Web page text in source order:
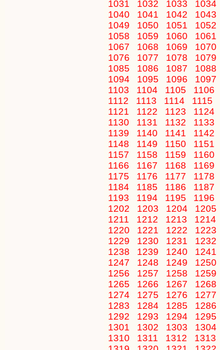
1031
1032 1033
1034
1040
1041 1042
1043
1049
1050 1051
1052
1058
1059 1060
1061
1067
1068 1069
1070
1076
1077 1078
1079
1085
1086 1087
1088
1094
1095 1096
1097
1103
1104 1105 1106
1112
1113 1114 1115
1121
1122 1123 1124
1130
1131 1132 1133
1139
1140 1141 1142
1148
1149 1150 1151
1157
1158 1159 1160
1166
1167 1168 1169
1175
1176 1177 1178
1184
1185 1186 1187
1193
1194 1195 1196
1202
1203 1204
1205
1211
1212 1213
1214
1220
1221 1222
1223
1229
1230 1231
1232
1238
1239 1240
1241
1247
1248 1249
1250
1256
1257 1258
1259
1265
1266 1267
1268
1274
1275 1276
1277
1283
1284 1285
1286
1292
1293 1294
1295
1301
1302 1303
1304
1310
1311 1312
1313